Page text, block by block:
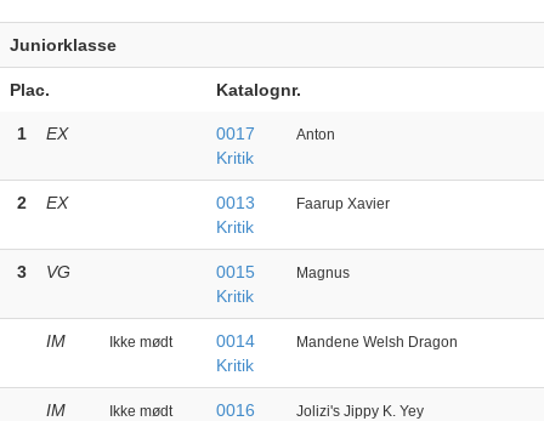
Juniorklasse
Plac. Katalognr.
1 EX
0017
Kritik
Anton
2 EX
0013
Kritik
Faarup Xavier
3 VG
0015
Kritik
Magnus
IM Ikke mødt
0014
Kritik
Mandene Welsh Dragon
IM Ikke mødt
0016
Jolizi's Jippy K. Yey